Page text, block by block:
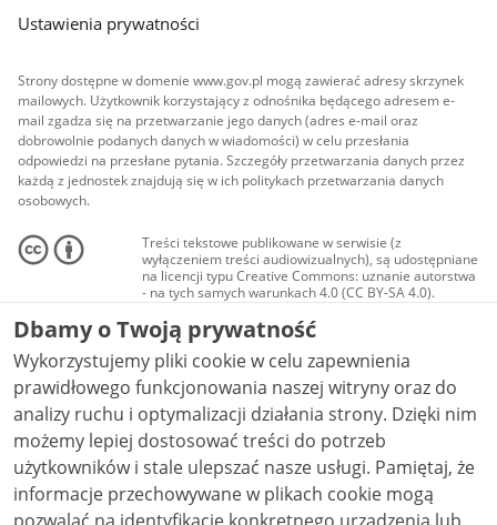
Ustawienia prywatności
Strony dostępne w domenie www.gov.pl mogą zawierać adresy skrzynek
mailowych. Użytkownik korzystający z odnośnika będącego adresem e-
mail zgadza się na przetwarzanie jego danych (adres e-mail oraz
dobrowolnie podanych danych w wiadomości) w celu przesłania
odpowiedzi na przesłane pytania. Szczegóły przetwarzania danych przez
każdą z jednostek znajdują się w ich politykach przetwarzania danych
osobowych.
Treści tekstowe publikowane w serwisie (z
wyłączeniem treści audiowizualnych), są udostępniane
na licencji typu Creative Commons: uznanie autorstwa
- na tych samych warunkach 4.0 (CC BY-SA 4.0).
Materiały audiowizualne, w tym zdjęcia, materiały
audio i wideo, są udostępniane na licencji typu
Creative Commons: uznanie autorstwa użycie
niekomercyjne - bez utworów zależnych 4.0 (CC BY-
NC-ND 4.0), o ile nie jest to stwierdzone inaczej.
Dbamy o Twoją prywatność
Wykorzystujemy pliki cookie w celu zapewnienia
prawidłowego funkcjonowania naszej witryny oraz do
analizy ruchu i optymalizacji działania strony. Dzięki nim
możemy lepiej dostosować treści do potrzeb
użytkowników i stale ulepszać nasze usługi. Pamiętaj, że
informacje przechowywane w plikach cookie mogą